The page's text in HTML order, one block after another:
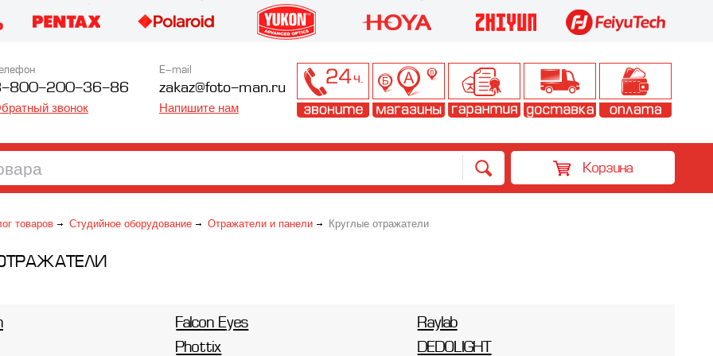
800-200-36-86
звонок
E-mail
zakaz@foto-man.ru
Напишите нам
Корзина
товаров Студийное оборудование Отражатели и панели Круглые отражатели
Falcon Eyes
Raylab
Phottix
DEDOLIGHT